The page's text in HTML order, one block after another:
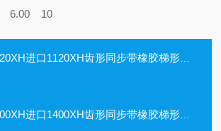
10
进口1120XH齿形同步带橡胶梯形同步带1120XH进口T型齿工业同步带
进口1400XH齿形同步带橡胶梯形同步带1400XH进口T型齿工业同步带